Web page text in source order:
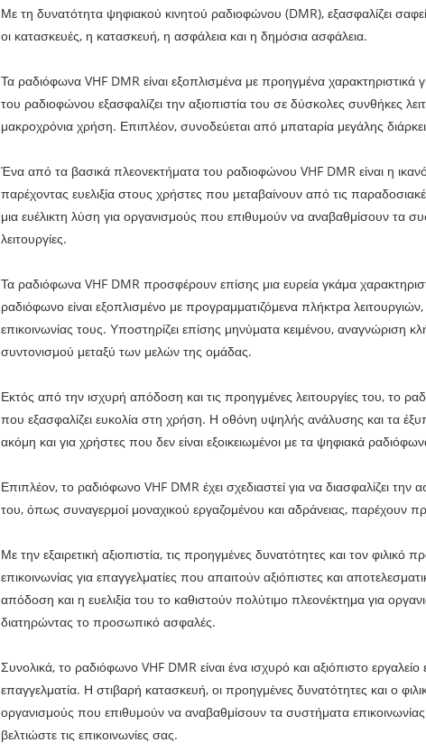
Με τη δυνατότητα ψηφιακού κινητού ραδιοφώνου (DMR), εξασφαλίζει
οι κατασκευές, η κατασκευή, η ασφάλεια και η δημόσια ασφάλεια.
Τα ραδιόφωνα VHF DMR είναι εξοπλισμένα με προηγμένα
του ραδιοφώνου εξασφαλίζει την αξιοπιστία του σε δύσκολες συνθήκες
μακροχρόνια χρήση. Επιπλέον, συνοδεύεται από μπαταρία μεγάλης
Ένα από τα βασικά πλεονεκτήματα του ραδιοφώνου VHF DMR είναι η
παρέχοντας ευελιξία στους χρήστες που μεταβαίνουν από τις
μια ευέλικτη λύση για οργανισμούς που επιθυμούν να αναβαθμίσουν τα
λειτουργίες.
Τα ραδιόφωνα VHF DMR προσφέρουν επίσης μια ευρεία γκάμα
ραδιόφωνο είναι εξοπλισμένο με προγραμματιζόμενα πλήκτρα
επικοινωνίας τους. Υποστηρίζει επίσης μηνύματα κειμένου, αναγνώριση
συντονισμού μεταξύ των μελών της ομάδας.
Εκτός από την ισχυρή απόδοση και τις προηγμένες λειτουργίες του, το
που εξασφαλίζει ευκολία στη χρήση. Η οθόνη υψηλής ανάλυσης και τα
ακόμη και για χρήστες που δεν είναι εξοικειωμένοι με τα ψηφιακά
Επιπλέον, το ραδιόφωνο VHF DMR έχει σχεδιαστεί για να διασφαλίζει
του, όπως συναγερμοί μοναχικού εργαζομένου και αδράνειας, παρέχουν
Με την εξαιρετική αξιοπιστία, τις προηγμένες δυνατότητες και τον
επικοινωνίας για επαγγελματίες που απαιτούν αξιόπιστες και
απόδοση και η ευελιξία του το καθιστούν πολύτιμο πλεονέκτημα για
διατηρώντας το προσωπικό ασφαλές.
Συνολικά, το ραδιόφωνο VHF DMR είναι ένα ισχυρό και αξιόπιστο
επαγγελματία. Η στιβαρή κατασκευή, οι προηγμένες δυνατότητες και ο
οργανισμούς που επιθυμούν να αναβαθμίσουν τα συστήματα
βελτιώστε τις επικοινωνίες σας.